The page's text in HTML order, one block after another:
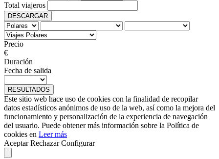
Total viajeros
DESCARGAR
Precio
€
Duración
Fecha de salida
RESULTADOS
Este sitio web hace uso de cookies con la finalidad de recopilar
datos estadísticos anónimos de uso de la web, así como la mejora del
funcionamiento y personalización de la experiencia de navegación
del usuario. Puede obtener más información sobre la Política de
cookies en Leer más
Aceptar Rechazar Configurar